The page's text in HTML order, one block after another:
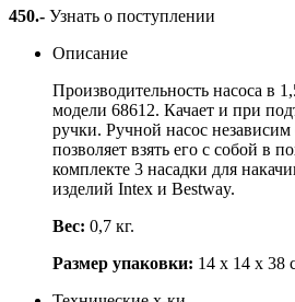
450.- Узнать о поступлении
Описание
Производительность насоса в
модели 68612. Качает и при
ручки. Ручной насос независим
позволяет взять его с собой в
комплекте 3 насадки для
изделий Intex и Bestway.
Вес: 0,7 кг.
Размер упаковки: 14 х 14 х 38